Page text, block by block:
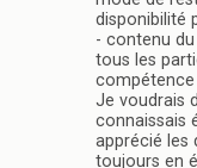
disponibilité
- contenu
tous les
compétence
Je voudrais
connaissais
apprécié les
toujours en